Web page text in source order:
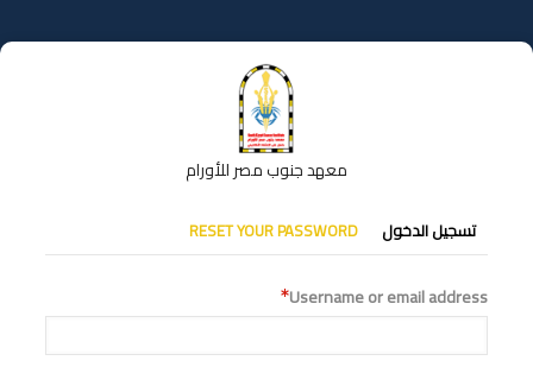
إلى
المحتوى
معهد جنوب مصر للأورام
التبويبات
الأساسية
تسجيل الدخول RESET YOUR PASSWORD
Username or email address